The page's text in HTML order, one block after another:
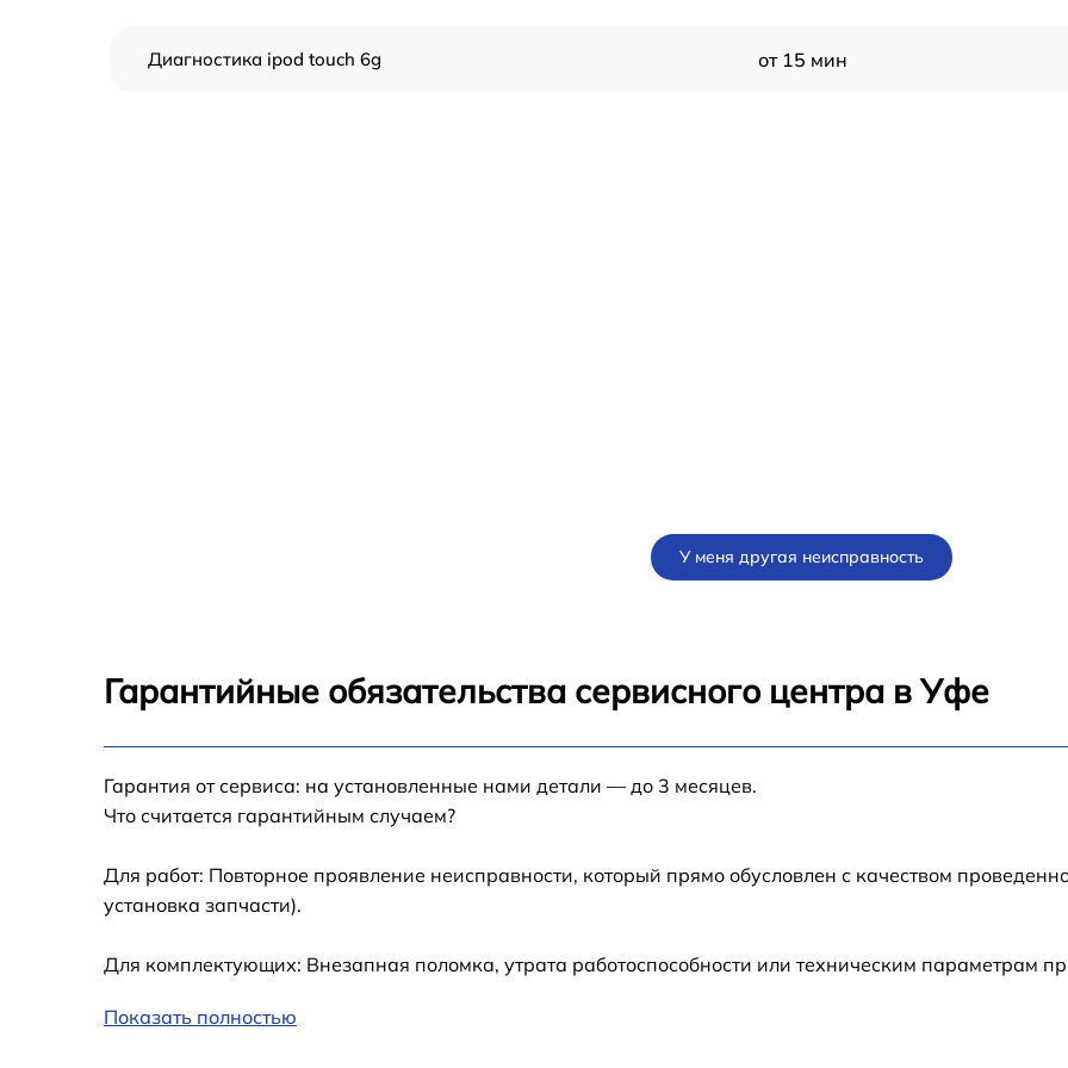
Диагностика ipod touch 6g от 15 мин
У меня другая неисправность
Гарантийные обязательства сервисного центра в Уфе
Гарантия от сервиса: на установленные нами детали — до 3 месяцев.
Что считается гарантийным случаем?
Для работ: Повторное проявление неисправности, который прямо обусловлен с качеством
установка запчасти).
Для комплектующих: Внезапная поломка, утрата работоспособности или техническим параметрам
Показать полностью